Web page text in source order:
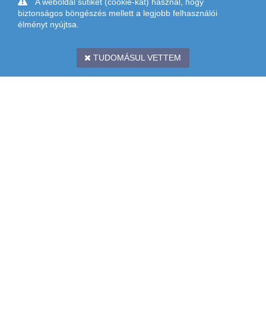
biztonságos böngészés mellett a legjobb felhasználói
élményt nyújtsa.
TUDOMÁSUL VETTEM